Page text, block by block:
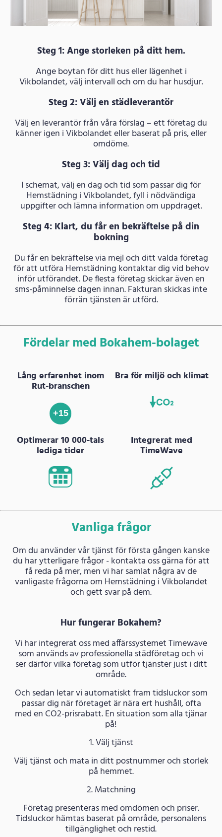
Steg 1: Ange storleken på ditt hem.
Ange boytan för ditt hus eller lägenhet i
Vikbolandet, välj intervall och om du har husdjur.
Steg 2: Välj en städleverantör
Välj en leverantör från våra förslag – ett företag du
känner igen i Vikbolandet eller baserat på pris, eller
omdöme.
Steg 3: Välj dag och tid
I schemat, välj en dag och tid som passar dig för
Hemstädning i Vikbolandet, fyll i nödvändiga
uppgifter och lämna information om uppdraget.
Steg 4: Klart, du får en bekräftelse på din
bokning
Du får en bekräftelse via mejl och ditt valda företag
för att utföra Hemstädning kontaktar dig vid behov
inför utförandet. De flesta företag skickar även en
sms-påminnelse dagen innan. Fakturan skickas inte
förrän tjänsten är utförd.
Fördelar med Bokahem-bolaget
Lång erfarenhet inom
Rut-branschen
+15
Bra för miljö och klimat
Optimerar 10 000-tals
lediga tider
Integrerat med
TimeWave
Vanliga frågor
Om du använder vår tjänst för första gången kanske
du har ytterligare frågor - kontakta oss gärna för att
få reda på mer, men vi har samlat några av de
vanligaste frågorna om Hemstädning i Vikbolandet
och gett svar på dem.
Hur fungerar Bokahem?
Vi har integrerat oss med affärssystemet Timewave
som används av professionella städföretag och vi
ser därför vilka företag som utför tjänster just i ditt
område.
Och sedan letar vi automatiskt fram tidsluckor som
passar dig när företaget är nära ert hushåll, ofta
med en CO2-prisrabatt. En situation som alla tjänar
på!
1. Välj tjänst
Välj tjänst och mata in ditt postnummer och storlek
på hemmet.
2. Matchning
Företag presenteras med omdömen och priser.
Tidsluckor hämtas baserat på område, personalens
tillgänglighet och restid.